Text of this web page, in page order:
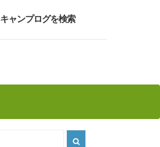
キャンプログを検索